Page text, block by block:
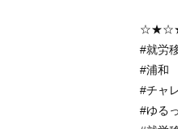
#就労
#浦和
#チャ
#ゆる